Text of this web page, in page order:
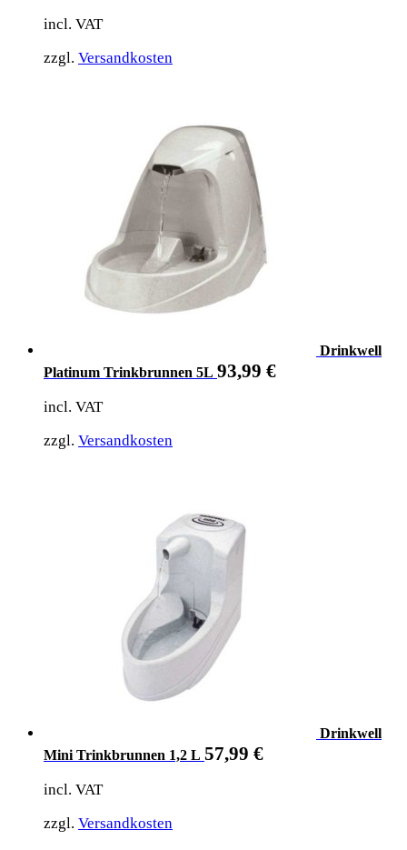
incl. VAT
zzgl. Versandkosten
Drinkwell
Platinum Trinkbrunnen 5L 93,99 €
incl. VAT
zzgl. Versandkosten
Drinkwell
Mini Trinkbrunnen 1,2 L 57,99 €
incl. VAT
zzgl. Versandkosten